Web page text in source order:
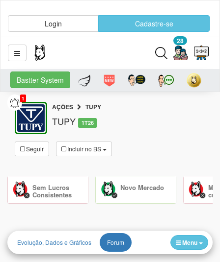
Login Cadastre-se
28
Bastter System
1
AÇÕES TUPY
TUPY 1T26
Seguir Incluir no BS
Sem Lucros
Consistentes
Novo Mercado
Evolução, Dados e Gráficos Forum Menu